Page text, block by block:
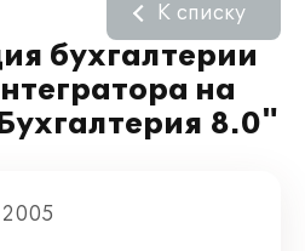
бухгалтерии
на
8.0"
К списку